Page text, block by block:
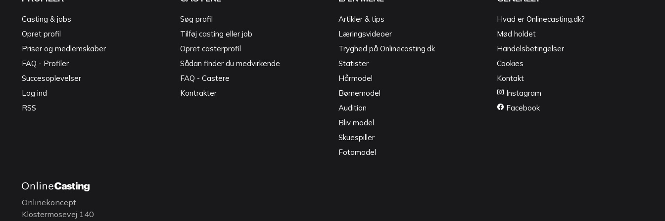
Casting & jobs
Opret profil
Priser og medlemskaber
FAQ - Profiler
Succesoplevelser
Log ind
RSS
Søg profil
Tilføj casting eller job
Opret casterprofil
Sådan finder du medvirkende
FAQ - Castere
Kontrakter
Artikler & tips
Læringsvideoer
Tryghed på Onlinecasting.dk
Statister
Hårmodel
Børnemodel
Audition
Bliv model
Skuespiller
Fotomodel
Hvad er Onlinecasting.dk?
Mød holdet
Handelsbetingelser
Cookies
Kontakt
Instagram
Facebook
Onlinekoncept
Klostermosevej 140